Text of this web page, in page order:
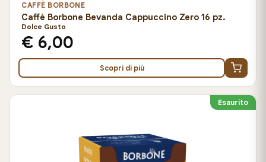
CAFFÈ BORBONE
Caffè Borbone Bevanda Cappuccino Zero 16 pz.
Dolce Gusto
€ 6,00
Scopri di più
Esaurito